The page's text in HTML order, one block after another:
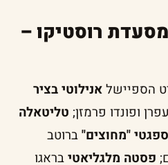
הולדת 18 למסעדת רוסטיקו –
הספיישלאנילוטי בציר
ופונדו פרמזן; טליטאלה
ספגטי "מחוצים"ברוטב
פסטה מלגליאטיבראגו